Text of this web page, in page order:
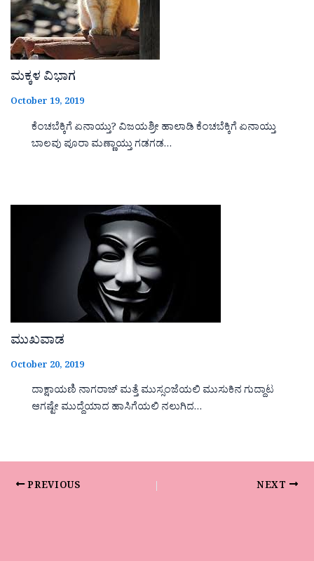
ಮಕ್ಕಳ ವಿಭಾಗ
October 19, 2019
ಕೆಂಚಬೆಕ್ಕಿಗೆ ಏನಾಯ್ತು? ವಿಜಯಶ್ರೀ ಹಾಲಾಡಿ ಕೆಂಚಬೆಕ್ಕಿಗೆ ಏನಾಯ್ತು
ಬಾಲವು ಪೂರಾ ಮಣ್ಣಾಯ್ತು ಗಡಗಡ…
ಮುಖವಾಡ
October 20, 2019
ದಾಕ್ಷಾಯಣಿ ನಾಗರಾಜ್ ಮತ್ತೆ ಮುಸ್ಸಂಜೆಯಲಿ ಮುಸುಕಿನ ಗುದ್ದಾಟ
ಆಗಷ್ಟೇ ಮುದ್ದೆಯಾದ ಹಾಸಿಗೆಯಲಿ ನಲುಗಿದ…
PREVIOUS NEXT